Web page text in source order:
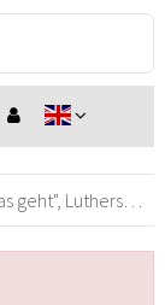
Wittenberg